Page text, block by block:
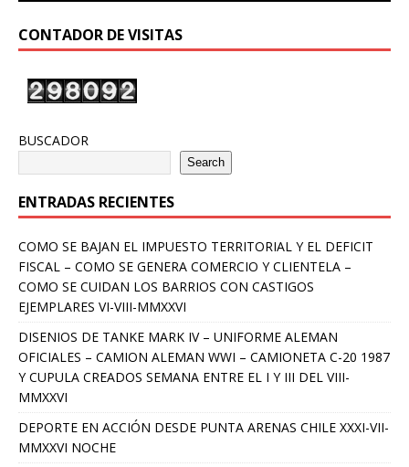
CONTADOR DE VISITAS
BUSCADOR
Search
ENTRADAS RECIENTES
COMO SE BAJAN EL IMPUESTO TERRITORIAL Y EL DEFICIT
FISCAL – COMO SE GENERA COMERCIO Y CLIENTELA –
COMO SE CUIDAN LOS BARRIOS CON CASTIGOS
EJEMPLARES VI-VIII-MMXXVI
DISENIOS DE TANKE MARK IV – UNIFORME ALEMAN
OFICIALES – CAMION ALEMAN WWI – CAMIONETA C-20 1987
Y CUPULA CREADOS SEMANA ENTRE EL I Y III DEL VIII-
MMXXVI
DEPORTE EN ACCIÓN DESDE PUNTA ARENAS CHILE XXXI-VII-
MMXXVI NOCHE